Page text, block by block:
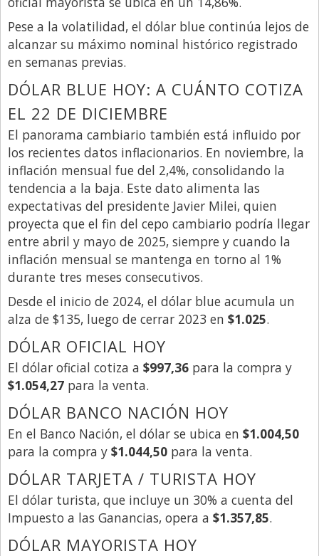
Pese a la volatilidad, el dólar blue continúa lejos de
alcanzar su máximo nominal histórico registrado
en semanas previas.
DÓLAR BLUE HOY: A CUÁNTO COTIZA
EL 22 DE DICIEMBRE
El panorama cambiario también está influido por
los recientes datos inflacionarios. En noviembre, la
inflación mensual fue del 2,4%, consolidando la
tendencia a la baja. Este dato alimenta las
expectativas del presidente Javier Milei, quien
proyecta que el fin del cepo cambiario podría llegar
entre abril y mayo de 2025, siempre y cuando la
inflación mensual se mantenga en torno al 1%
durante tres meses consecutivos.
Desde el inicio de 2024, el dólar blue acumula un
alza de $135, luego de cerrar 2023 en $1.025.
DÓLAR OFICIAL HOY
El dólar oficial cotiza a $997,36 para la compra y
$1.054,27 para la venta.
DÓLAR BANCO NACIÓN HOY
En el Banco Nación, el dólar se ubica en $1.004,50
para la compra y $1.044,50 para la venta.
DÓLAR TARJETA / TURISTA HOY
El dólar turista, que incluye un 30% a cuenta del
Impuesto a las Ganancias, opera a $1.357,85.
DÓLAR MAYORISTA HOY